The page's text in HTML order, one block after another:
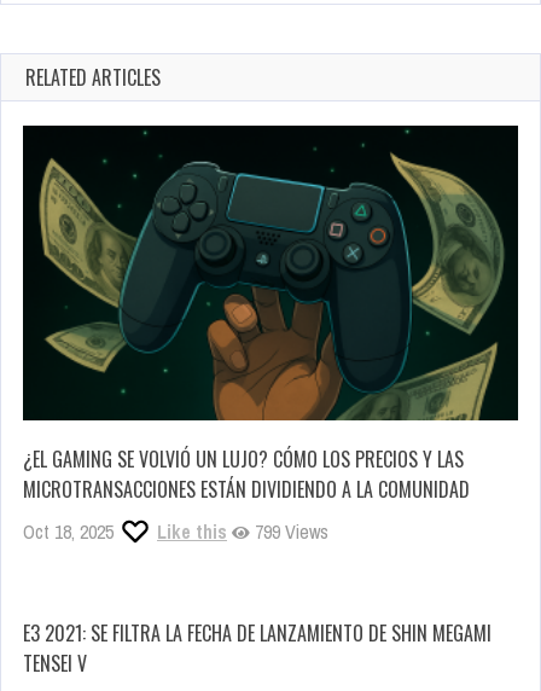
RELATED ARTICLES
¿EL GAMING SE VOLVIÓ UN LUJO? CÓMO LOS PRECIOS Y LAS
MICROTRANSACCIONES ESTÁN DIVIDIENDO A LA COMUNIDAD
Oct 18, 2025 Like this 799 Views
E3 2021: SE FILTRA LA FECHA DE LANZAMIENTO DE SHIN MEGAMI
TENSEI V